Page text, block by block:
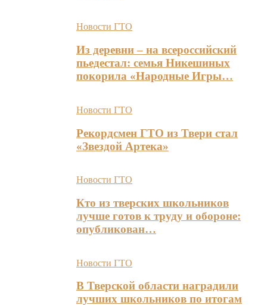
Новости ГТО
Из деревни – на всероссийский
пьедестал: семья Никешиных
покорила «Народные Игры…
Новости ГТО
Рекордсмен ГТО из Твери стал
«Звездой Артека»
Новости ГТО
Кто из тверских школьников
лучше готов к труду и обороне:
опубликован…
Новости ГТО
В Тверской области наградили
лучших школьников по итогам